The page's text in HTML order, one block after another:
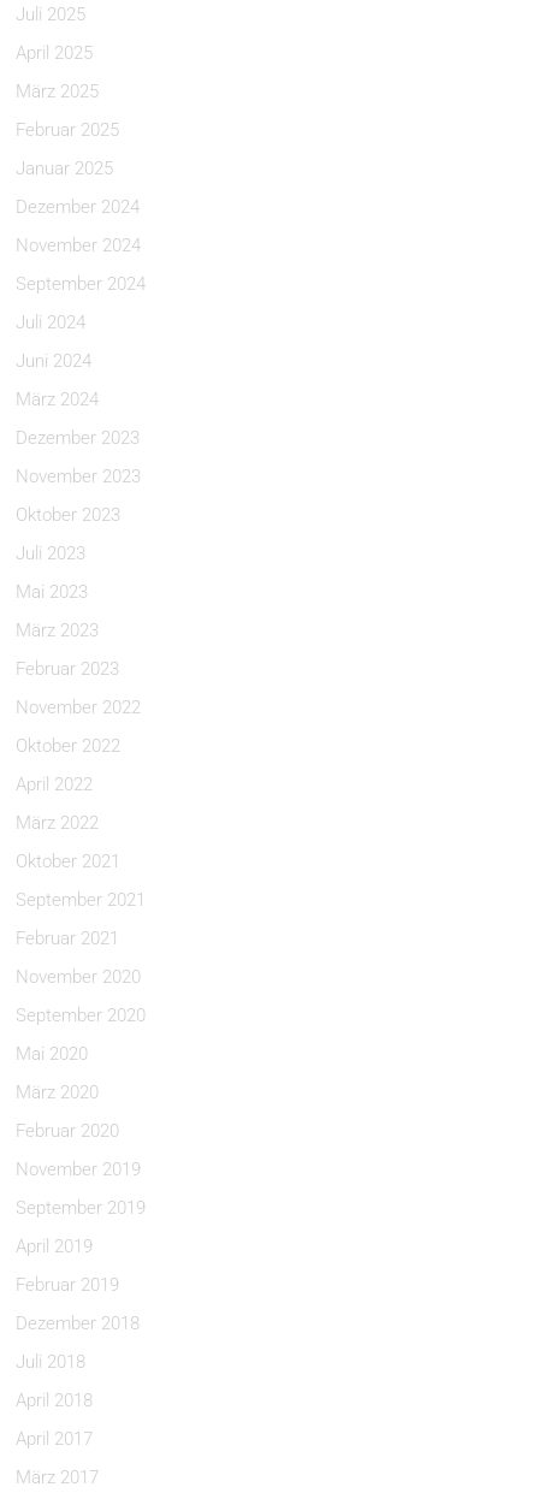
Juli 2025
April 2025
März 2025
Februar 2025
Januar 2025
Dezember 2024
November 2024
September 2024
Juli 2024
Juni 2024
März 2024
Dezember 2023
November 2023
Oktober 2023
Juli 2023
Mai 2023
März 2023
Februar 2023
November 2022
Oktober 2022
April 2022
März 2022
Oktober 2021
September 2021
Februar 2021
November 2020
September 2020
Mai 2020
März 2020
Februar 2020
November 2019
September 2019
April 2019
Februar 2019
Dezember 2018
Juli 2018
April 2018
April 2017
März 2017